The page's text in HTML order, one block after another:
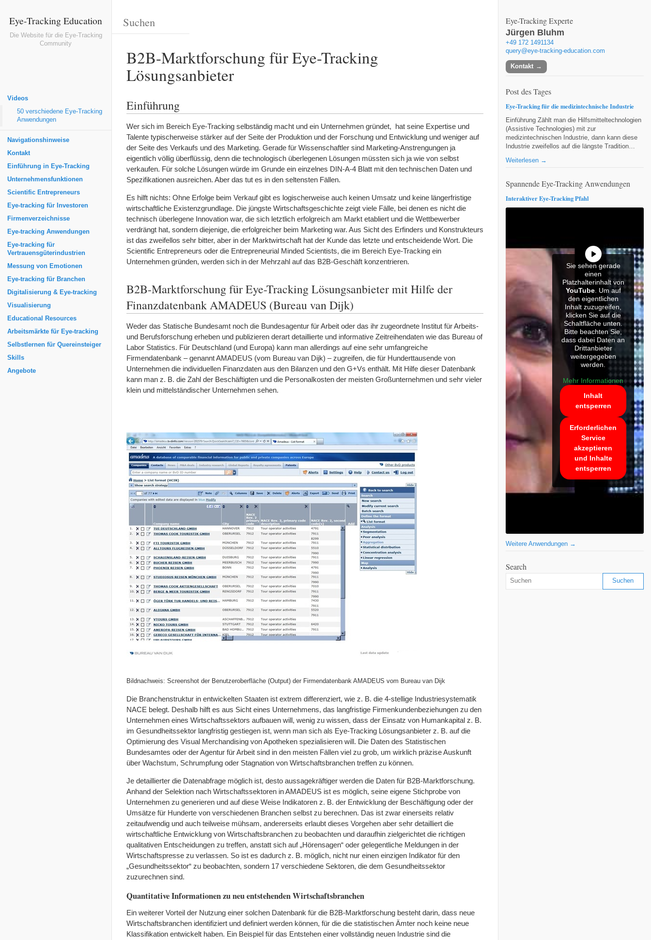
Eye-Tracking Education
Die Website für die Eye-Tracking
Community
Videos
50 verschiedene Eye-Tracking
Anwendungen
Navigationshinweise
Kontakt
Einführung in Eye-Tracking
Unternehmensfunktionen
Scientific Entrepreneurs
Eye-tracking für Investoren
Firmenverzeichnisse
Eye-tracking Anwendungen
Eye-tracking für
Vertrauensgüterindustrien
Messung von Emotionen
Eye-tracking für Branchen
Digitalisierung & Eye-tracking
Visualisierung
Educational Resources
Arbeitsmärkte für Eye-tracking
Selbstlernen für Quereinsteiger
Skills
Angebote
B2B-Marktforschung für Eye-Tracking
Lösungsanbieter
Einführung
Wer sich im Bereich Eye-Tracking selbständig macht und ein Unternehmen gründet, hat seine Expertise und
Talente typischerweise stärker auf der Seite der Produktion und der Forschung und Entwicklung und weniger auf
der Seite des Verkaufs und des Marketing. Gerade für Wissenschaftler sind Marketing-Anstrengungen ja
eigentlich völlig überflüssig, denn die technologisch überlegenen Lösungen müssten sich ja wie von selbst
verkaufen. Für solche Lösungen würde im Grunde ein einzelnes DIN-A-4 Blatt mit den technischen Daten und
Spezifikationen ausreichen. Aber das tut es in den seltensten Fällen.
Es hilft nichts: Ohne Erfolge beim Verkauf gibt es logischerweise auch keinen Umsatz und keine längerfristige
wirtschaftliche Existenzgrundlage. Die jüngste Wirtschaftsgeschichte zeigt viele Fälle, bei denen es nicht die
technisch überlegene Innovation war, die sich letztlich erfolgreich am Markt etabliert und die Wettbewerber
verdrängt hat, sondern diejenige, die erfolgreicher beim Marketing war. Aus Sicht des Erfinders und Konstrukteurs
ist das zweifellos sehr bitter, aber in der Marktwirtschaft hat der Kunde das letzte und entscheidende Wort. Die
Scientific Entrepreneurs oder die Entrepreneurial Minded Scientists, die im Bereich Eye-Tracking ein
Unternehmen gründen, werden sich in der Mehrzahl auf das B2B-Geschäft konzentrieren.
B2B-Marktforschung für Eye-Tracking Lösungsanbieter mit Hilfe der
Finanzdatenbank AMADEUS (Bureau van Dijk)
Weder das Statische Bundesamt noch die Bundesagentur für Arbeit oder das ihr zugeordnete Institut für Arbeits-
und Berufsforschung erheben und publizieren derart detaillierte und informative Zeitreihendaten wie das Bureau of
Labor Statistics. Für Deutschland (und Europa) kann man allerdings auf eine sehr umfangreiche
Firmendatenbank – genannt AMADEUS (vom Bureau van Dijk) – zugreifen, die für Hunderttausende von
Unternehmen die individuellen Finanzdaten aus den Bilanzen und den G+Vs enthält. Mit Hilfe dieser Datenbank
kann man z. B. die Zahl der Beschäftigten und die Personalkosten der meisten Großunternehmen und sehr vieler
klein und mittelständischer Unternehmen sehen.
Bildnachweis: Screenshot der Benutzeroberfläche (Output) der Firmendatenbank AMADEUS vom Bureau van Dijk
Die Branchenstruktur in entwickelten Staaten ist extrem differenziert, wie z. B. die 4-stellige Industriesystematik
NACE belegt. Deshalb hilft es aus Sicht eines Unternehmens, das langfristige Firmenkundenbeziehungen zu den
Unternehmen eines Wirtschaftssektors aufbauen will, wenig zu wissen, dass der Einsatz von Humankapital z. B.
im Gesundheitssektor langfristig gestiegen ist, wenn man sich als Eye-Tracking Lösungsanbieter z. B. auf die
Optimierung des Visual Merchandising von Apotheken spezialisieren will. Die Daten des Statistischen
Bundesamtes oder der Agentur für Arbeit sind in den meisten Fällen viel zu grob, um wirklich präzise Auskunft
über Wachstum, Schrumpfung oder Stagnation von Wirtschaftsbranchen treffen zu können.
Je detaillierter die Datenabfrage möglich ist, desto aussagekräftiger werden die Daten für B2B-Marktforschung.
Anhand der Selektion nach Wirtschaftssektoren in AMADEUS ist es möglich, seine eigene Stichprobe von
Unternehmen zu generieren und auf diese Weise Indikatoren z. B. der Entwicklung der Beschäftigung oder der
Umsätze für Hunderte von verschiedenen Branchen selbst zu berechnen. Das ist zwar einerseits relativ
zeitaufwendig und auch teilweise mühsam, andererseits erlaubt dieses Vorgehen aber sehr detailliert die
wirtschaftliche Entwicklung von Wirtschaftsbranchen zu beobachten und daraufhin zielgerichtet die richtigen
qualitativen Entscheidungen zu treffen, anstatt sich auf „Hörensagen“ oder gelegentliche Meldungen in der
Wirtschaftspresse zu verlassen. So ist es dadurch z. B. möglich, nicht nur einen einzigen Indikator für den
„Gesundheitssektor“ zu beobachten, sondern 17 verschiedene Sektoren, die dem Gesundheitssektor
zuzurechnen sind.
Quantitative Informationen zu neu entstehenden Wirtschaftsbranchen
Ein weiterer Vorteil der Nutzung einer solchen Datenbank für die B2B-Marktforschung besteht darin, dass neue
Wirtschaftsbranchen identifiziert und definiert werden können, für die die statistischen Ämter noch keine neue
Klassifikation entwickelt haben. Ein Beispiel für das Entstehen einer vollständig neuen Industrie sind die
Eye-Tracking Experte
Jürgen Bluhm
+49 172 1491134
query@eye-tracking-education.com
Kontakt
Post des Tages
Eye-Tracking für die medizintechnische Industrie
Einführung Zählt man die Hilfsmitteltechnologien
(Assistive Technologies) mit zur
medizintechnischen Industrie, dann kann diese
Industrie zweifellos auf die längste Tradition…
Weiterlesen →
Spannende Eye-Tracking Anwendungen
Interaktiver Eye-Tracking Pfahl
Sie sehen gerade
einen
Platzhalterinhalt von
YouTube. Um auf
den eigentlichen
Inhalt zuzugreifen,
klicken Sie auf die
Schaltfläche unten.
Bitte beachten Sie,
dass dabei Daten an
Drittanbieter
weitergegeben
werden.
Mehr Informationen
Inhalt
entsperren
Erforderlichen
Service
akzeptieren
und Inhalte
entsperren
Weitere Anwendungen →
Search